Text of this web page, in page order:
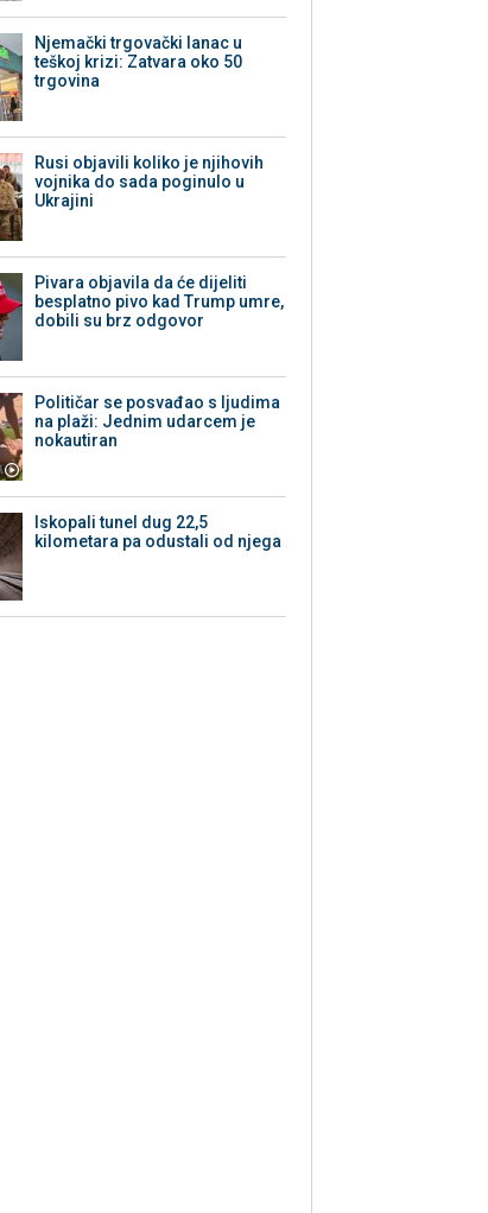
Njemački trgovački lanac u
teškoj krizi: Zatvara oko 50
trgovina
Rusi objavili koliko je njihovih
vojnika do sada poginulo u
Ukrajini
Pivara objavila da će dijeliti
besplatno pivo kad Trump umre,
dobili su brz odgovor
Političar se posvađao s ljudima
na plaži: Jednim udarcem je
nokautiran
Iskopali tunel dug 22,5
kilometara pa odustali od njega